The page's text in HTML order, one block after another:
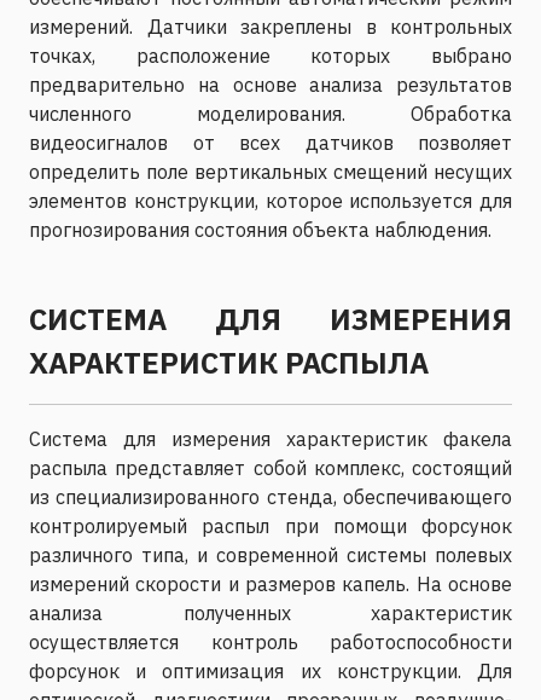
измерений. Датчики закреплены в контрольных
точках, расположение которых выбрано
предварительно на основе анализа результатов
численного моделирования. Обработка
видеосигналов от всех датчиков позволяет
определить поле вертикальных смещений несущих
элементов конструкции, которое используется для
прогнозирования состояния объекта наблюдения.
СИСТЕМА ДЛЯ ИЗМЕРЕНИЯ
ХАРАКТЕРИСТИК РАСПЫЛА
Система для измерения характеристик факела
распыла представляет собой комплекс, состоящий
из специализированного стенда, обеспечивающего
контролируемый распыл при помощи форсунок
различного типа, и современной системы полевых
измерений скорости и размеров капель. На основе
анализа полученных характеристик
осуществляется контроль работоспособности
форсунок и оптимизация их конструкции. Для